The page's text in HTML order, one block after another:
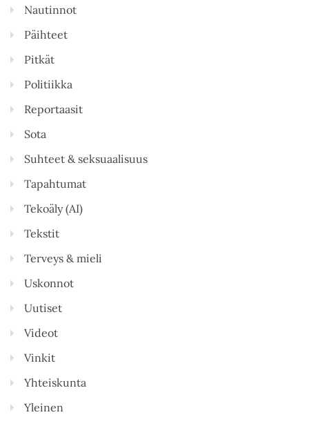
Nautinnot
Päihteet
Pitkät
Politiikka
Reportaasit
Sota
Suhteet & seksuaalisuus
Tapahtumat
Tekoäly (AI)
Tekstit
Terveys & mieli
Uskonnot
Uutiset
Videot
Vinkit
Yhteiskunta
Yleinen